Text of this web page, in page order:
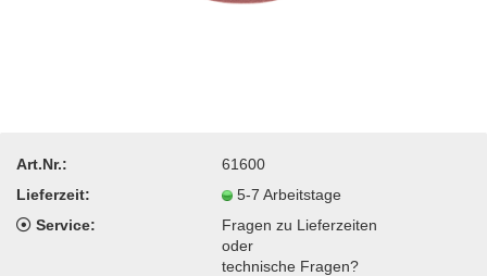
Art.Nr.:
61600
Lieferzeit:
5-7 Arbeitstage
Service:
Fragen zu Lieferzeiten
oder
technische Fragen?